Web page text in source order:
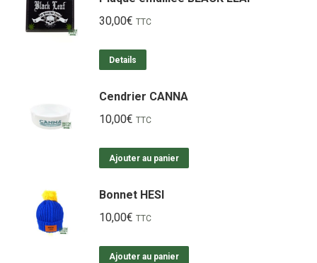
30,00€ TTC
Details
Cendrier CANNA
10,00€ TTC
Ajouter au panier
Bonnet HESI
10,00€ TTC
Ajouter au panier